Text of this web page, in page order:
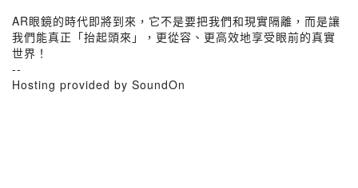
AR眼鏡的時代即將到來，它不是要把我們和現實隔離，而是讓
我們能真正「抬起頭來」，更從容、更高效地享受眼前的真實
世界！
--
Hosting provided by SoundOn